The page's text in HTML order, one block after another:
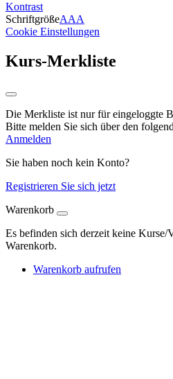
Kontrast
SchriftgrößeAAA
Cookie Einstellungen
Kurs-Merkliste
Die Merkliste ist nur für eingeloggte
Bitte melden Sie sich über den
Anmelden
Sie haben noch kein Konto?
Registrieren Sie sich jetzt
Warenkorb
Es befinden sich derzeit keine Kurse/
Warenkorb.
Warenkorb aufrufen